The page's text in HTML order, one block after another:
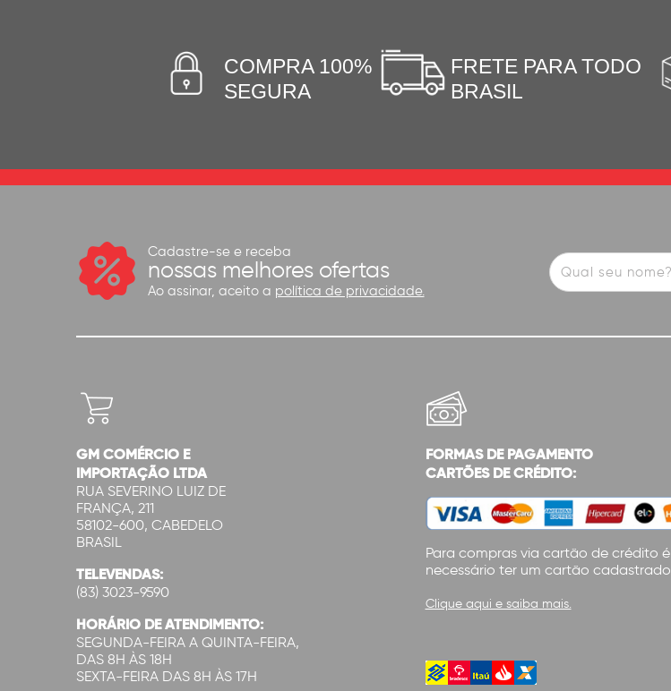
COMPRA 100%
SEGURA
FRETE PARA TODO
BRASIL
Cadastre-se e receba
nossas melhores ofertas
Ao assinar, aceito a política de privacidade.
GM COMÉRCIO E
IMPORTAÇÃO LTDA
RUA SEVERINO LUIZ DE
FRANÇA, 211
58102-600, CABEDELO
BRASIL
TELEVENDAS:
(83) 3023-9590
HORÁRIO DE ATENDIMENTO:
SEGUNDA-FEIRA A QUINTA-FEIRA,
DAS 8H ÀS 18H
SEXTA-FEIRA DAS 8H ÀS 17H
FORMAS DE PAGAMENTO
CARTÕES DE CRÉDITO:
Para compras via cartão de crédito é
necessário ter um cartão cadastrado.
Clique aqui e saiba mais.